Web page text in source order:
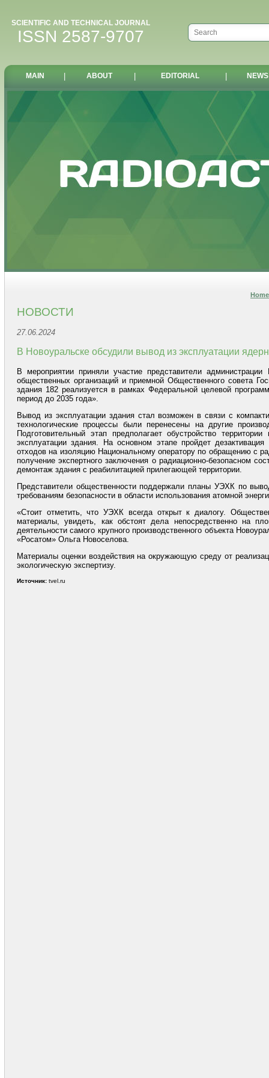
SCIENTIFIC AND TECHNICAL JOURNAL
ISSN 2587-9707
MAIN ABOUT EDITORIAL NEWS
Home
НОВОСТИ
27.06.2024
В Новоуральске обсудили вывод из эксплуатации
В мероприятии приняли участие представители администрации
общественных организаций и приемной Общественного совета
здания 182 реализуется в рамках Федеральной целевой
период до 2035 года».
Вывод из эксплуатации здания стал возможен в связи с
технологические процессы были перенесены на другие
Подготовительный этап предполагает обустройство
эксплуатации здания. На основном этапе пройдет
отходов на изоляцию Национальному оператору по обращению с
получение экспертного заключения о радиационно-безопасном
демонтаж здания с реабилитацией прилегающей территории.
Представители общественности поддержали планы УЭХК по
требованиям безопасности в области использования атомной
«Стоит отметить, что УЭХК всегда открыт к диалогу.
материалы, увидеть, как обстоят дела непосредственно на
деятельности самого крупного производственного объекта
«Росатом» Ольга Новоселова.
Материалы оценки воздействия на окружающую среду от
экологическую экспертизу.
Источник: tvel.ru